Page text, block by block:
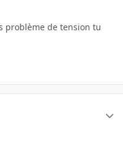
problème de tension tu